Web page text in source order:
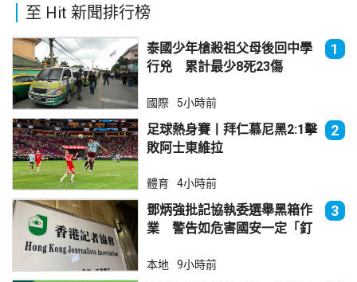
至 Hit 新聞排行榜
泰國少年槍殺祖父母後回中學
行兇 累計最少8死23傷
1
國際 5小時前
足球熱身賽丨拜仁慕尼黑2:1擊
敗阿士東維拉
2
體育 4小時前
鄧炳強批記協執委選舉黑箱作
業 警告如危害國安一定「釘
3
本地 9小時前